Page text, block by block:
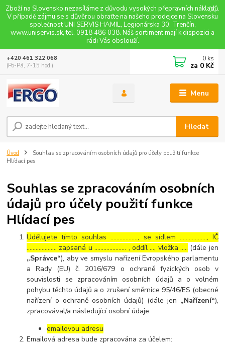
Zboží na Slovensko nezasíláme z důvodu vysokých přepravních nákladů.
V případě zájmu se s důvěrou obraťte na našeho prodejce na Slovensku
společnost UNI SERVIS HAMIL, Legionárska 30, Trenčín,
www.uniservis.sk, tel. 0918 486 038. Náš sortiment mají k dispozici a
rádi Vás obslouží.
Menu
Hledat
+420 461 322 068
(Po-Pá, 7-15 hod.)
0 ks
za 0 Kč
Úvod
Souhlas se zpracováním osobních údajů pro účely použití funkce
Hlídací pes
Souhlas se zpracováním osobních
údajů pro účely použití funkce
Hlídací pes
Udělujete tímto souhlas ……………..., se sídlem ………………, IČ
………………., zapsaná u ………………… , oddíl …, vložka ….. (dále jen
„Správce“), aby ve smyslu nařízení Evropského parlamentu
a Rady (EU) č. 2016/679 o ochraně fyzických osob v
souvislosti se zpracováním osobních údajů a o volném
pohybu těchto údajů a o zrušení směrnice 95/46/ES (obecné
nařízení o ochraně osobních údajů) (dále jen „Nařízení“),
zpracovával/a následující osobní údaje:
emailovou adresu
Emailová adresa bude zpracována za účelem: